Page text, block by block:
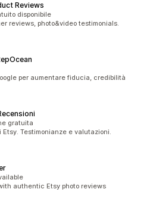
Reviews
disponibile
reviews, photo&video testimonials.
per aumentare fiducia, credibilità
gratuita
Etsy. Testimonianze e valutazioni.
authentic Etsy photo reviews